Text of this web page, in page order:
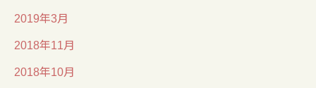
2019年3月
2018年11月
2018年10月